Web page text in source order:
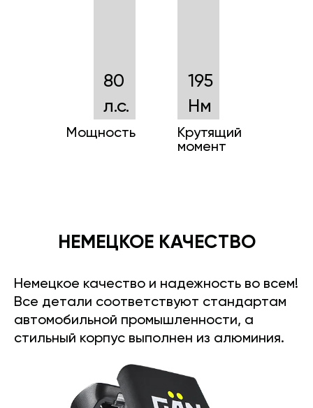
80
л.с.
Мощность
195
Нм
Крутящий
момент
НЕМЕЦКОЕ КАЧЕСТВО
Немецкое качество и надежность во всем!
Все детали соответствуют стандартам
автомобильной промышленности, а
стильный корпус выполнен из алюминия.